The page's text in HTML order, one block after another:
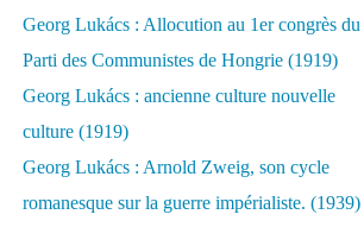
Georg Lukács : Allocution au 1er congrès du
Parti des Communistes de Hongrie (1919)
Georg Lukács : ancienne culture nouvelle
culture (1919)
Georg Lukács : Arnold Zweig, son cycle
romanesque sur la guerre impérialiste. (1939)